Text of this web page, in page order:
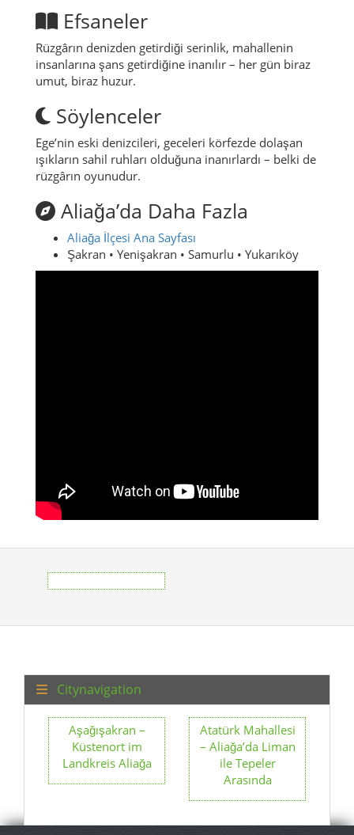
Efsaneler
Rüzgârın denizden getirdiği serinlik, mahallenin
insanlarına şans getirdiğine inanılır – her gün biraz
umut, biraz huzur.
Söylenceler
Ege’nin eski denizcileri, geceleri körfezde dolaşan
ışıkların sahil ruhları olduğuna inanırlardı – belki de
rüzgârın oyunudur.
Aliağa’da Daha Fazla
Aliağa İlçesi Ana Sayfası
Şakran • Yenişakran • Samurlu • Yukarıköy
Citynavigation
Aşağışakran –
Küstenort im
Landkreis Aliağa
Atatürk Mahallesi
– Aliağa’da Liman
ile Tepeler
Arasında